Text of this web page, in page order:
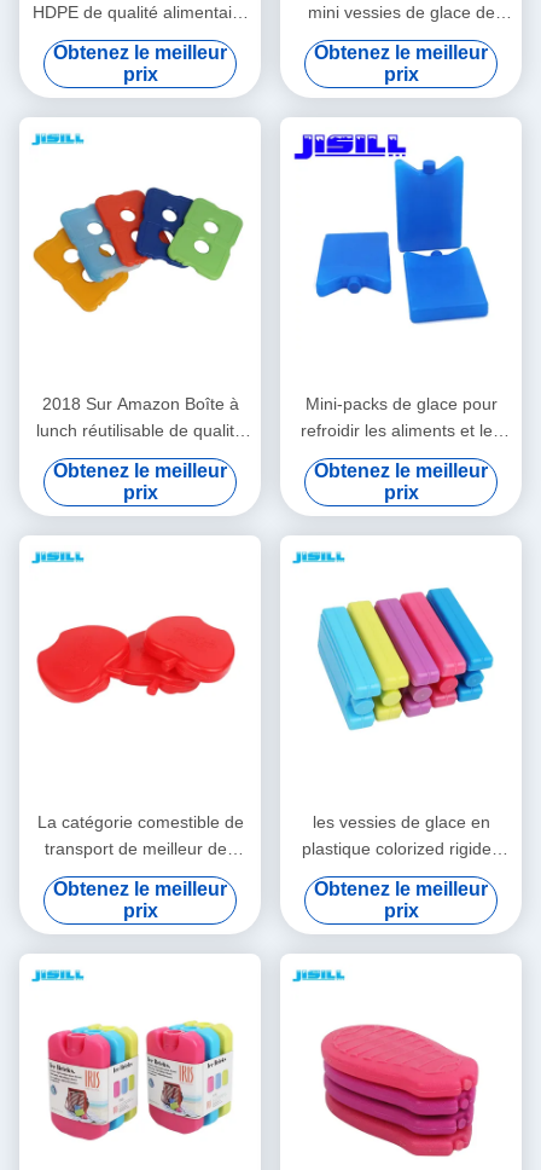
HDPE de qualité alimentaire
Forme/Couleur/Taille/Impression/Emballage
personnalisables Livraison
en 15-20 jours
Obtenez le meilleur
prix
mini vessies de glace de
Liquild pour des enfants 10,8
* 5,8 * 2cm
Obtenez le meilleur
prix
2018 Sur Amazon Boîte à
lunch réutilisable de qualité
alimentaire, refroidisseur,
pack de glace mince et dur
pour sac à lunch, aspect
transparent
Obtenez le meilleur
prix
Mini-packs de glace pour
refroidir les aliments et les
boissons dans les boîtes à
lunch, les pique-niques et
plus encore. Polyvalents,
portables et réutilisables
pour le camping, la pêche et
plus encore.
Obtenez le meilleur
prix
La catégorie comestible de
transport de meilleur des
prix de glace de gel de
sports aquatiques de
pomme HDPE solaire
vaccinique de forme
colorized des vessies de
Obtenez le meilleur
prix
les vessies de glace en
plastique colorized rigides
colorées de catégorie
comestible de HDPE
emploient extensivement
gardent le refroidisseur froid
de bouteille de gel pour la
Obtenez le meilleur
prix